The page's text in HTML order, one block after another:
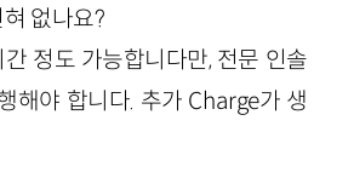
없나요?
정도 가능합니다만, 전문 인솔
해야 합니다. 추가 Charge가 생